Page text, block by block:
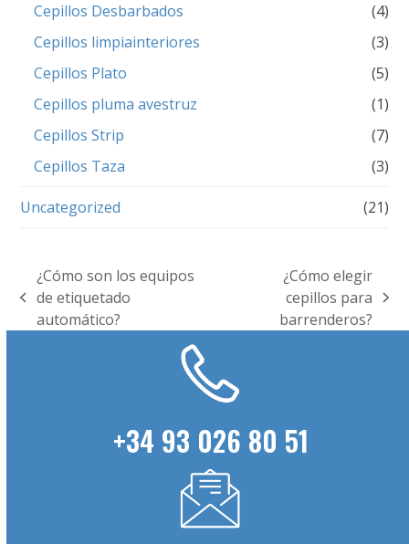
Cepillos Desbarbados
(4)
Cepillos limpiainteriores
(3)
Cepillos Plato
(5)
Cepillos pluma avestruz
(1)
Cepillos Strip
(7)
Cepillos Taza
(3)
Uncategorized (21)
previous
post:
¿Cómo son los equipos
de etiquetado
automático?
post:
¿Cómo elegir
cepillos para
barrenderos?
+34 93 026 80 51